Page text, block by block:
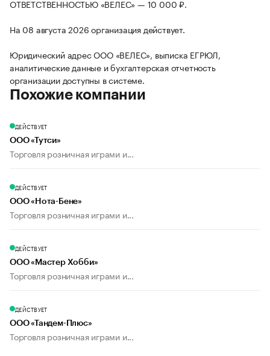
ОТВЕТСТВЕННОСТЬЮ «ВЕЛЕС» — 10 000 ₽.
На 08 августа 2026 организация действует.
Юридический адрес ООО «ВЕЛЕС», выписка ЕГРЮЛ,
аналитические данные и бухгалтерская отчетность
организации доступны в системе.
Похожие компании
ДЕЙСТВУЕТ
ООО «Тутси»
Торговля розничная играми и...
ДЕЙСТВУЕТ
ООО «Нота-Бене»
Торговля розничная играми и...
ДЕЙСТВУЕТ
ООО «Мастер Хобби»
Торговля розничная играми и...
ДЕЙСТВУЕТ
ООО «Тандем-Плюс»
Торговля розничная играми и...